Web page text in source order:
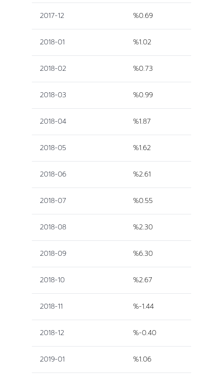
2017-12 %0.69
2018-01 %1.02
2018-02 %0.73
2018-03 %0.99
2018-04 %1.87
2018-05 %1.62
2018-06 %2.61
2018-07 %0.55
2018-08 %2.30
2018-09 %6.30
2018-10 %2.67
2018-11 %-1.44
2018-12 %-0.40
2019-01 %1.06